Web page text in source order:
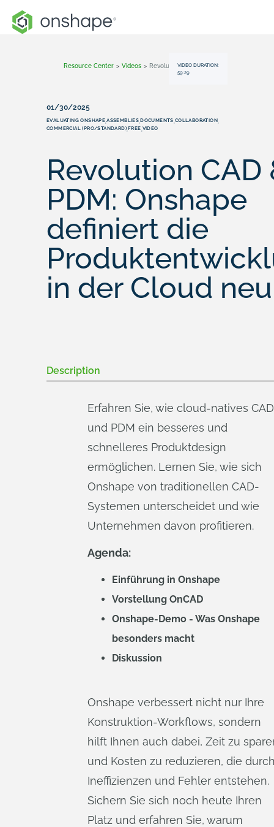
Resource Center > Videos > Revolution CAD & PDM: Onshape Definiert Die Produktentwicklung In Der Cloud Neu
VIDEO DURATION:
59:29
01/30/2025
EVALUATING ONSHAPE,ASSEMBLIES,DOCUMENTS,COLLABORATION,
COMMERCIAL (PRO/STANDARD),FREE,VIDEO
Revolution CAD
PDM: Onshape
definiert die
in der Cloud neu
Description
Erfahren Sie, wie cloud-natives CAD
und PDM ein besseres und
schnelleres Produktdesign
ermöglichen. Lernen Sie, wie sich
Onshape von traditionellen CAD-
Systemen unterscheidet und wie
Unternehmen davon profitieren.
Agenda:
Einführung in Onshape
Vorstellung OnCAD
Onshape-Demo - Was Onshape
besonders macht
Diskussion
Onshape verbessert nicht nur Ihre
Konstruktion-Workflows, sondern
hilft Ihnen auch dabei, Zeit zu
und Kosten zu reduzieren, die
Ineffizienzen und Fehler entstehen.
Sichern Sie sich noch heute Ihren
Platz und erfahren Sie, warum